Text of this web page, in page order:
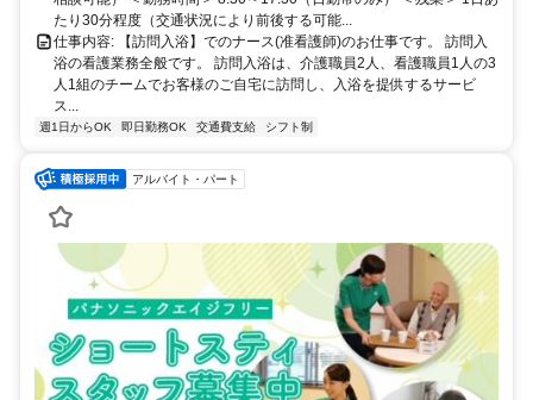
たり30分程度（交通状況により前後する可能...
仕事内容: 【訪問入浴】でのナース(准看護師)のお仕事です。 訪問入
浴の看護業務全般です。 訪問入浴は、介護職員2人、看護職員1人の3
人1組のチームでお客様のご自宅に訪問し、入浴を提供するサービ
ス...
週1日からOK 即日勤務OK 交通費支給 シフト制
アルバイト・パート